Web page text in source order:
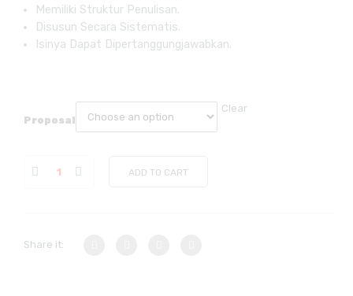
Memiliki Struktur Penulisan.
Disusun Secara Sistematis.
Isinya Dapat Dipertanggungjawabkan.
Proposal
Clear
ADD TO CART
Share it: